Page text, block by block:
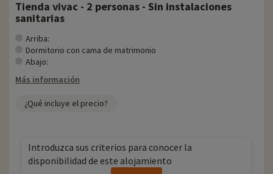
Tienda vivac - 2 personas - Sin instalaciones
sanitarias
Arriba:
Dormitorio con cama de matrimonio
Abajo:
Más información
¿Qué incluye el precio?
Introduzca sus criterios para conocer la
disponibilidad de este alojamiento